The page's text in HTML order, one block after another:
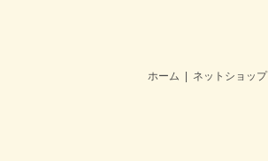
ホーム ネットショップ